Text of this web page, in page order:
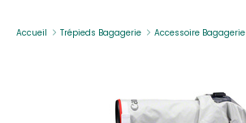
Accueil Trépieds Bagagerie Accessoire Bagagerie